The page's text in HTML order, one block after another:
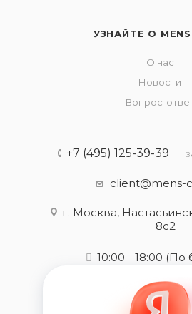
УЗНАЙТЕ О
О нас
Новости
Вопрос-
+7 (495) 125-39-39
client@mens-
г. Москва,
8с2
10:00 - 18:00 (По